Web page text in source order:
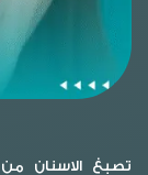
تصبغ الاسنان من